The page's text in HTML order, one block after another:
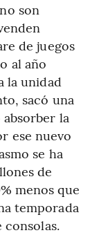
son
de juegos
al año
la unidad
sacó una
la
ese nuevo
se ha
de
menos que
temporada
consolas.